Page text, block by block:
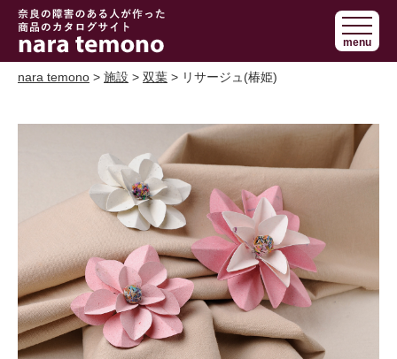
奈良で障害の
ある人の手作
り商品 nara
menu
nara temono > 施設 > 双葉 > リサージュ(椿姫)